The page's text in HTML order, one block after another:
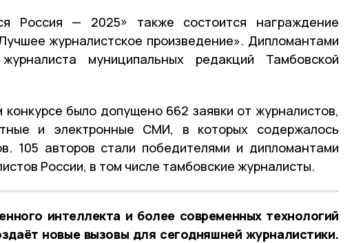
Россия — 2025» также состоится награждение
журналистское произведение». Дипломантами
муниципальных редакций Тамбовской
конкурсе было допущено 662 заявки от журналистов,
и электронные СМИ, в которых содержалось
105 авторов стали победителями и дипломантами
России, в том числе тамбовские журналисты.
интеллекта и более современных технологий
новые вызовы для сегодняшней журналистики.